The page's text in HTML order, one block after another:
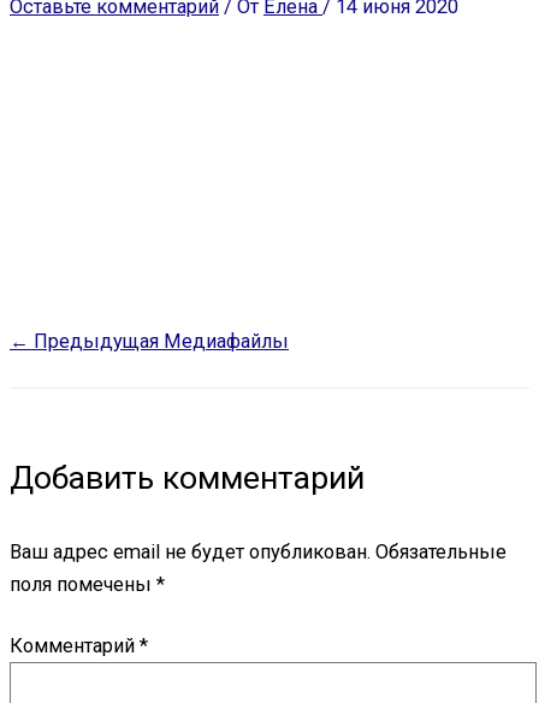
Оставьте комментарий / От Елена / 14 июня 2020
← Предыдущая Медиафайлы
Добавить комментарий
Ваш адрес email не будет опубликован. Обязательные
поля помечены *
Комментарий *